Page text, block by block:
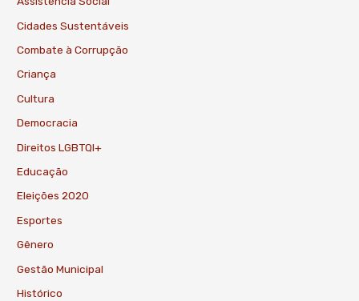
Cidades Sustentáveis
Combate à Corrupção
Criança
Cultura
Democracia
Direitos LGBTQI+
Educação
Eleições 2020
Esportes
Gênero
Gestão Municipal
Histórico